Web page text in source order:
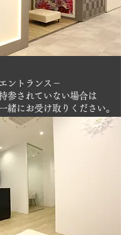
ントランス－
参されていない場合は
緒にお受け取りください。